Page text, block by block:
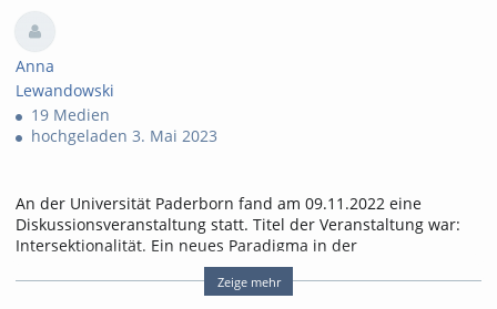
Anna
Lewandowski
19 Medien
hochgeladen 3. Mai 2023
An der Universität Paderborn fand am 09.11.2022 eine
Diskussionsveranstaltung statt. Titel der Veranstaltung war:
Intersektionalität. Ein neues Paradigma in der
Literaturwissenschaft & -didaktik.
Prof.in Dr.in Magdalena Kißling (Universität Paderborn) & PD
Zeige mehr